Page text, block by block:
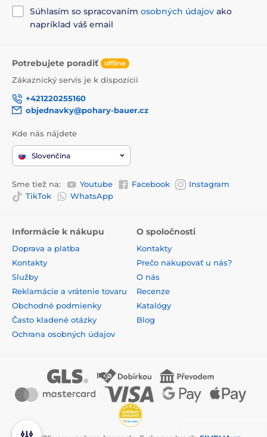
Súhlasím so spracovaním osobných údajov ako
napríklad váš email
Potrebujete poradiť offline
Zákaznický servis je k dispozícii
+421220255160
objednavky@pohary-bauer.cz
Kde nás nájdete
Slovenčina
Sme tiež na: Youtube Facebook
Instagram
TikTok
WhatsApp
Informácie k nákupu
Doprava a platba
Kontakty
Služby
Reklamácie a vrátenie tovaru
Obchodné podmienky
Často kladené otázky
Ochrana osobných údajov
O spoločnosti
Kontakty
Prečo nakupovať u nás?
O nás
Recenze
Katalógy
Blog